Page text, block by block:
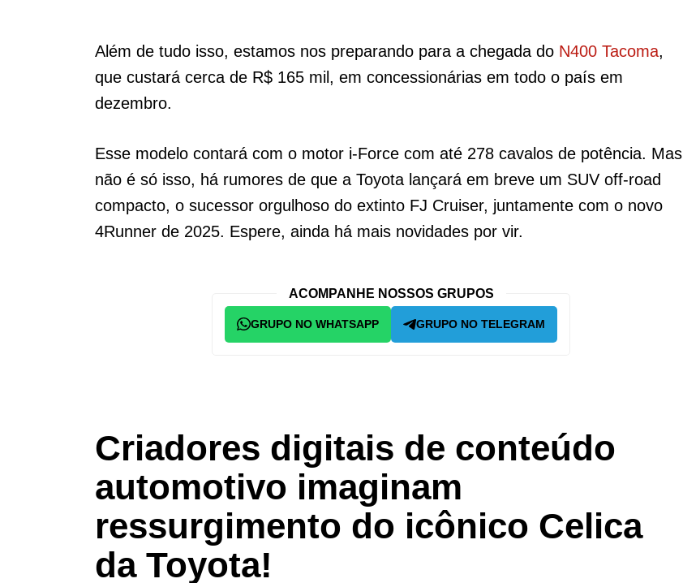
Além de tudo isso, estamos nos preparando para a chegada do N400 Tacoma,
que custará cerca de R$ 165 mil, em concessionárias em todo o país em
dezembro.
Esse modelo contará com o motor i-Force com até 278 cavalos de potência. Mas
não é só isso, há rumores de que a Toyota lançará em breve um SUV off-road
compacto, o sucessor orgulhoso do extinto FJ Cruiser, juntamente com o novo
4Runner de 2025. Espere, ainda há mais novidades por vir.
ACOMPANHE NOSSOS GRUPOS
GRUPO NO WHATSAPP GRUPO NO TELEGRAM
Criadores digitais de conteúdo
automotivo imaginam
ressurgimento do icônico Celica
da Toyota!